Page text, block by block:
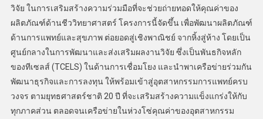
วิจัย ในการเสริมสร้างความร่วมมือที่จะช่วยถ่ายทอดให้คุณค่าของ
ผลิตภัณฑ์ด้านชีววิทยาศาสตร์ โครงการนี้จัดขึ้น เพื่อพัฒนาผลิตภัณฑ์
ด้านการแพทย์และสุขภาพ ต่อยอดสู่เชิงพาณิชย์ จากหิ้งสู่ห้าง โดยเป็น
ศูนย์กลางในการพัฒนาและส่งเสริมผลงานวิจัย ซึ่งเป็นพันธกิจหลัก
ของทีเซลส์ (TCELS) ในด้านการเชื่อมโยง และนำพาเครือข่ายร่วมกัน
พัฒนาธุรกิจและการลงทุน ให้พร้อมเข้าสู่อุตสาหกรรมการแพทย์ครบ
วงจร ตามยุทธศาสตร์ชาติ 20 ปี ที่จะเสริมสร้างความแข็งแกร่งให้กับ
ทุกภาคส่วน ตลอดจนเครือข่ายในห่วงโซ่คุณค่าของอุตสาหกรรม